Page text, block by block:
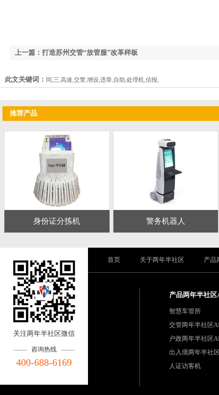
上一篇：打造苏州交管“放管服”改革样板
此文关键词： 同,三,高速,交警,增设,违章,自助,处理机,信报,
推荐产品
身份证分拣机 警务机器人
关注两年半社区微信
咨询热线
400-688-6169
首页 关于两年半社区 产品
产品两年半社区
智慧车管所
交管两年半社区
户政两年半社区
出入境两年半社
人证访客机